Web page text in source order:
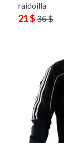
raidoilla
21 $ 36 $